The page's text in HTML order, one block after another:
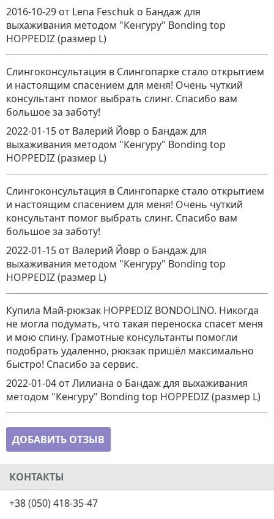
2016-10-29 от Lena Feschuk о Бандаж для
выхаживания методом "Кенгуру" Bonding top
HOPPEDIZ (размер L)
Слингоконсультация в Слингопарке стало открытием
и настоящим спасением для меня! Очень чуткий
консультант помог выбрать слинг. Спасибо вам
большое за заботу!
2022-01-15 от Валерий Йовр о Бандаж для
выхаживания методом "Кенгуру" Bonding top
HOPPEDIZ (размер L)
Слингоконсультация в Слингопарке стало открытием
и настоящим спасением для меня! Очень чуткий
консультант помог выбрать слинг. Спасибо вам
большое за заботу!
2022-01-15 от Валерий Йовр о Бандаж для
выхаживания методом "Кенгуру" Bonding top
HOPPEDIZ (размер L)
Купила Май-рюкзак HOPPEDIZ BONDOLINO. Никогда
не могла подумать, что такая переноска спасет меня
и мою спину. Грамотные консультанты помогли
подобрать удаленно, рюкзак пришёл максимально
быстро! Спасибо за сервис.
2022-01-04 от Лилиана о Бандаж для выхаживания
методом "Кенгуру" Bonding top HOPPEDIZ (размер L)
ДОБАВИТЬ ОТЗЫВ
КОНТАКТЫ
+38 (050) 418-35-47